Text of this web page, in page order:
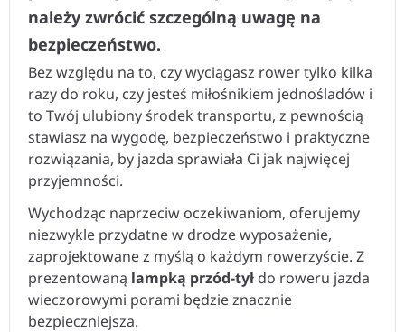
należy zwrócić szczególną uwagę na
bezpieczeństwo.
Bez względu na to, czy wyciągasz rower tylko kilka
razy do roku, czy jesteś miłośnikiem jednośladów i
to Twój ulubiony środek transportu, z pewnością
stawiasz na wygodę, bezpieczeństwo i praktyczne
rozwiązania, by jazda sprawiała Ci jak najwięcej
przyjemności.
Wychodząc naprzeciw oczekiwaniom, oferujemy
niezwykle przydatne w drodze wyposażenie,
zaprojektowane z myślą o każdym rowerzyście. Z
prezentowaną lampką przód-tył do roweru jazda
wieczorowymi porami będzie znacznie
bezpieczniejsza.